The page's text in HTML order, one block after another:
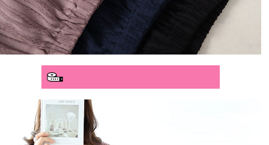
分かりやすいサイズガイド>>